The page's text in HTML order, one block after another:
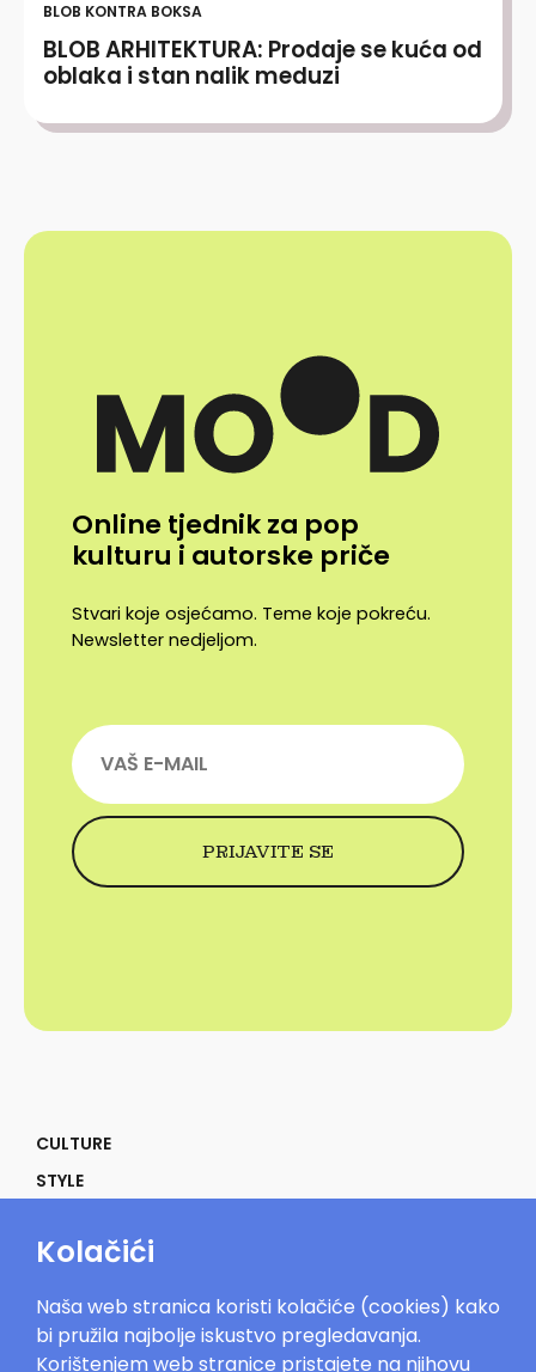
BLOB KONTRA BOKSA
BLOB ARHITEKTURA: Prodaje se kuća od
oblaka i stan nalik meduzi
Online tjednik za pop
kulturu i autorske priče
Stvari koje osjećamo. Teme koje pokreću.
Newsletter nedjeljom.
CULTURE
STYLE
POWER
IN THE MOOD
Kolačići
Naša web stranica koristi kolačiće (cookies) kako
bi pružila najbolje iskustvo pregledavanja.
Korištenjem web stranice pristajete na njihovu